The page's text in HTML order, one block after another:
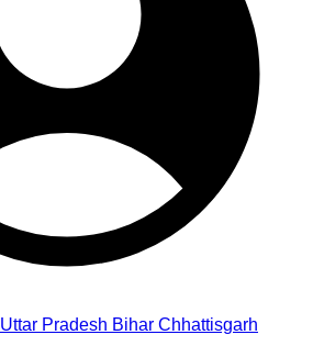
Uttar Pradesh Bihar Chhattisgarh